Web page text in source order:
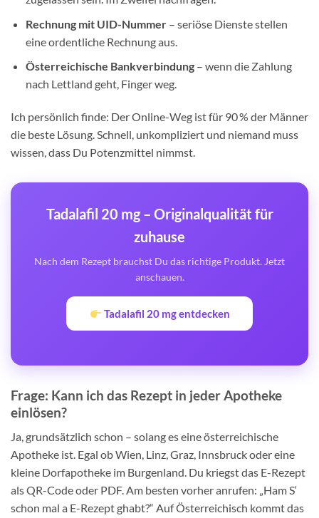
Rechnung mit UID-Nummer– seriöse Dienste stellen
eine ordentliche Rechnung aus.
Österreichische Bankverbindung– wenn die Zahlung
nach Lettland geht, Finger weg.
Ich persönlich finde: Der Online-Weg ist für 90 % der Männer
die beste Lösung. Schnell, unkompliziert und niemand muss
wissen, dass Du Potenzmittel nimmst.
Tadalafil 20 mg – Originalqualität für
zuhause
Nach dem Rezept brauchst Du das richtige Produkt. Jetzt
anschauen.
Tadalafil 20 mg entdecken
Frage: Kann ich das Rezept in jeder Apotheke
einlösen?
Ja, grundsätzlich schon – solang es eine österreichische
Apotheke ist. Egal ob Wien, Linz, Graz, Innsbruck oder eine
kleine Dorfapotheke im Burgenland. Du kriegst das E-Rezept
als QR-Code oder PDF. Am besten vorher anrufen: „Ham S‘
schon mal a E-Rezept ghabt?“ Auf Österreichisch kommt das